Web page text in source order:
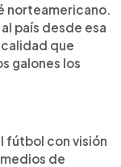
norteamericano.
país desde esa
que
galones los
fútbol con visión
de